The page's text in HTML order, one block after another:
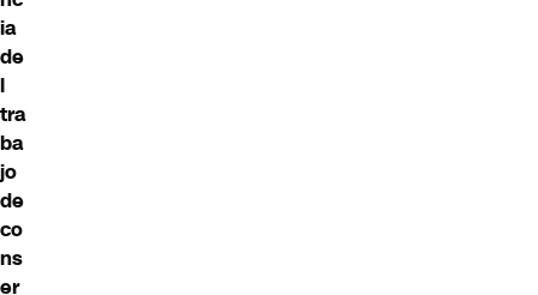
ia
de
l
tra
ba
jo
de
co
ns
er